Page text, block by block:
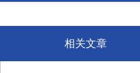
相关文章